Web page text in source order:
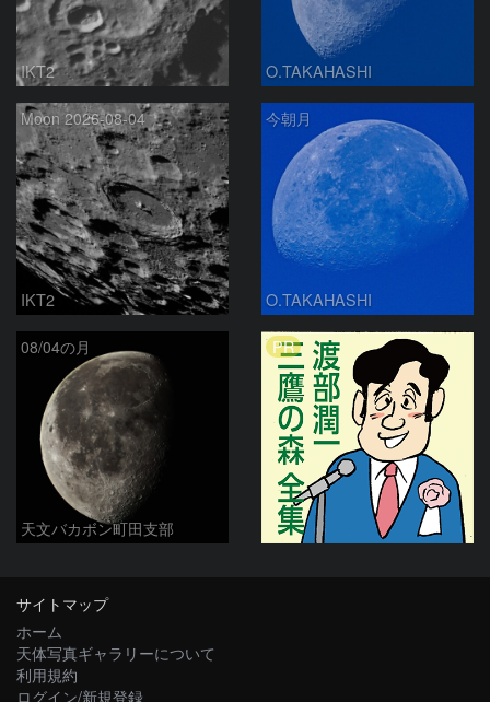
IKT2 O.TAKAHASHI
Moon 2026-08-04
IKT2
今朝月
O.TAKAHASHI
08/04の月
天文バカボン町田支部
PR
サイトマップ
ホーム
天体写真ギャラリーについて
利用規約
ログイン/新規登録